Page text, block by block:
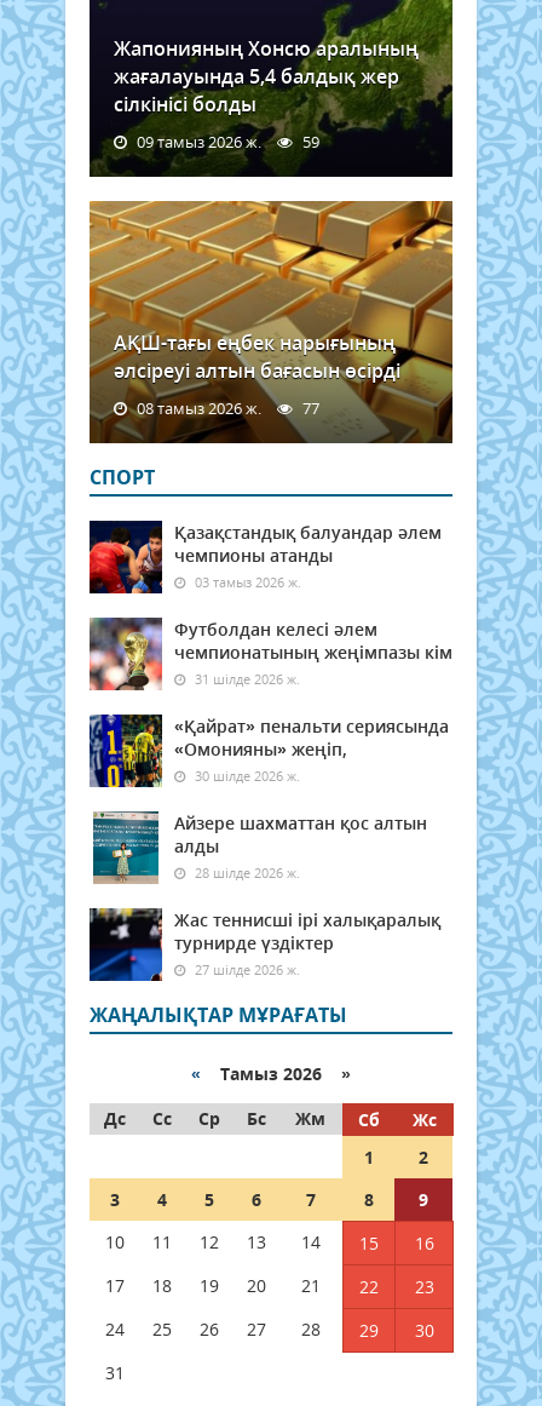
Жапонияның Хонсю аралының
жағалауында 5,4 балдық жер
сілкінісі болды
09 тамыз 2026 ж. 59
АҚШ-тағы еңбек нарығының
әлсіреуі алтын бағасын өсірді
08 тамыз 2026 ж. 77
СПОРТ
Қазақстандық балуандар әлем
чемпионы атанды
03 тамыз 2026 ж.
Футболдан келесі әлем
чемпионатының жеңімпазы кім
31 шілде 2026 ж.
«Қайрат» пенальти сериясында
«Омонияны» жеңіп,
30 шілде 2026 ж.
Айзере шахматтан қос алтын
алды
28 шілде 2026 ж.
Жас теннисші ірі халықаралық
турнирде үздіктер
27 шілде 2026 ж.
ЖАҢАЛЫҚТАР МҰРАҒАТЫ
« Тамыз 2026 »
Дс
Сс Ср Бс Жм Сб
Жс
1
2
3
4 5 6 7 8
9
10
11 12 13 14 15
16
17
18 19 20 21 22
23
24
25 26 27 28 29
30
31